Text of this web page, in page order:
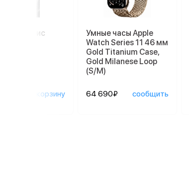
сервис
в корзину
Умные часы Apple
Watch Series 11 46 мм
Gold Titanium Case,
Gold Milanese Loop
(S/M)
64 690₽ сообщить